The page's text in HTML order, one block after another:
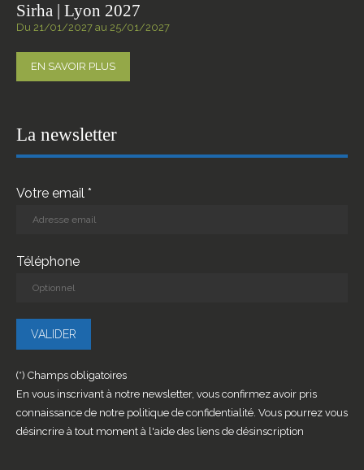
Sirha | Lyon 2027
Du 21/01/2027 au 25/01/2027
EN SAVOIR PLUS
La newsletter
Votre email *
Téléphone
(*) Champs obligatoires
En vous inscrivant à notre newsletter, vous confirmez avoir pris
connaissance de notre politique de confidentialité. Vous pourrez vous
désincrire à tout moment à l'aide des liens de désinscription